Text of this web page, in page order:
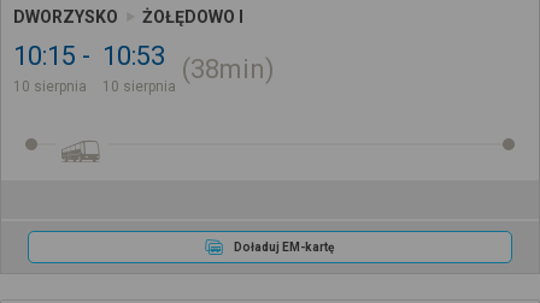
DWORZYSKO ŻOŁĘDOWO I
10:15
10 sierpnia
10:53
10 sierpnia
38min
Doładuj EM-kartę